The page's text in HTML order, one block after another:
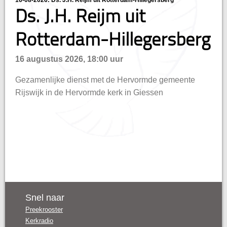
Ds. J.H. Reijm uit
Rotterdam-Hillegersberg
16 augustus 2026, 18:00 uur
Gezamenlijke dienst met de Hervormde gemeente
Rijswijk in de Hervormde kerk in Giessen
Snel naar
Preekrooster
Kerkradio